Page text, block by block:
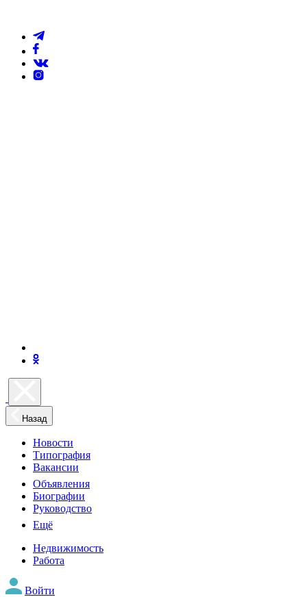
Назад
Новости
Типография
Вакансии
Объявления
Биографии
Руководство
Ещё
Недвижимость
Работа
Войти